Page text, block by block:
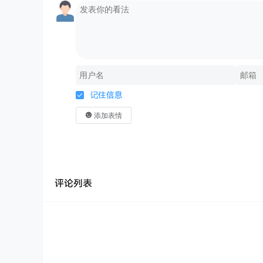
记住信息
添加表情
评论列表